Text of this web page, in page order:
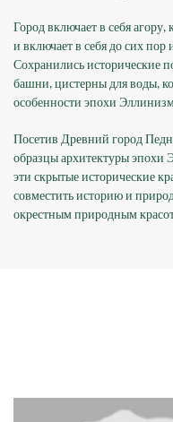
Город включает в себя
и включает в себя до сих
Сохранились исторические
башни, цистерны для воды,
особенности эпохи
Посетив Древний город
образцы архитектуры эпохи
эти скрытые исторические
совместить историю и
окрестным природным